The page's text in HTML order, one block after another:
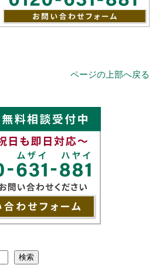
ページの上部へ戻る
検索